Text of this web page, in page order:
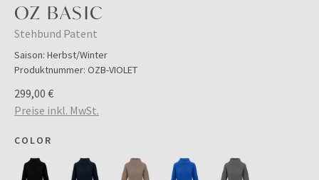
OZ BASIC
Stehbund Patent
Saison: Herbst/Winter
Produktnummer: OZB-VIOLET
299,00 €
Preise inkl. MwSt.
COLOR